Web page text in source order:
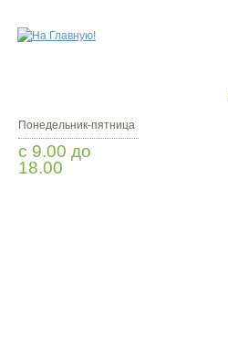
Понедельник-пятница
с 9.00 до
18.00